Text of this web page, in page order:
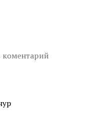
коментарий